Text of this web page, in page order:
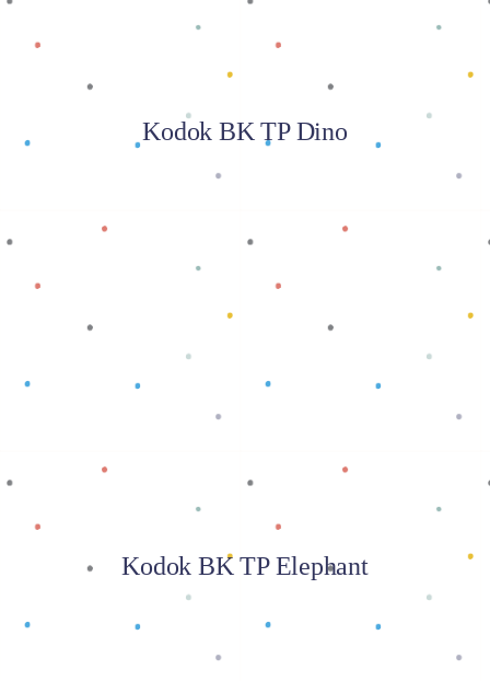
Kodok BK TP Dino
Baca selengkapnya
Kodok BK TP Elephant